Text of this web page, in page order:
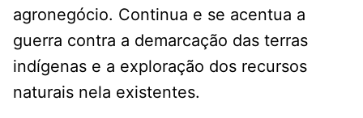
agronegócio. Continua e se acentua a
guerra contra a demarcação das terras
indígenas e a exploração dos recursos
naturais nela existentes.